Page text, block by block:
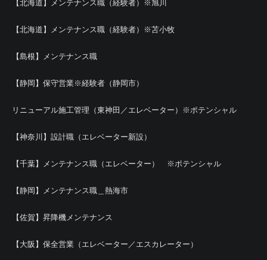
【北海道】メンテナンス職（経験者）※旭川
【北海道】メンテナンス職（経験者）※苫小牧
【島根】メンテナンス職
【静岡】保守営業※経験者（静岡市）
リニューアル施工管理（東神田／エレベーター）※ポテンシャル
【神奈川】設計職（エレベーター新設）
【千葉】メンテナンス職（エレベーター） ※ポテンシャル
【静岡】メンテナンス職＿熱海市
【佐賀】昇降機メンテナンス
【大阪】保全営業（エレベーター／エスカレーター）